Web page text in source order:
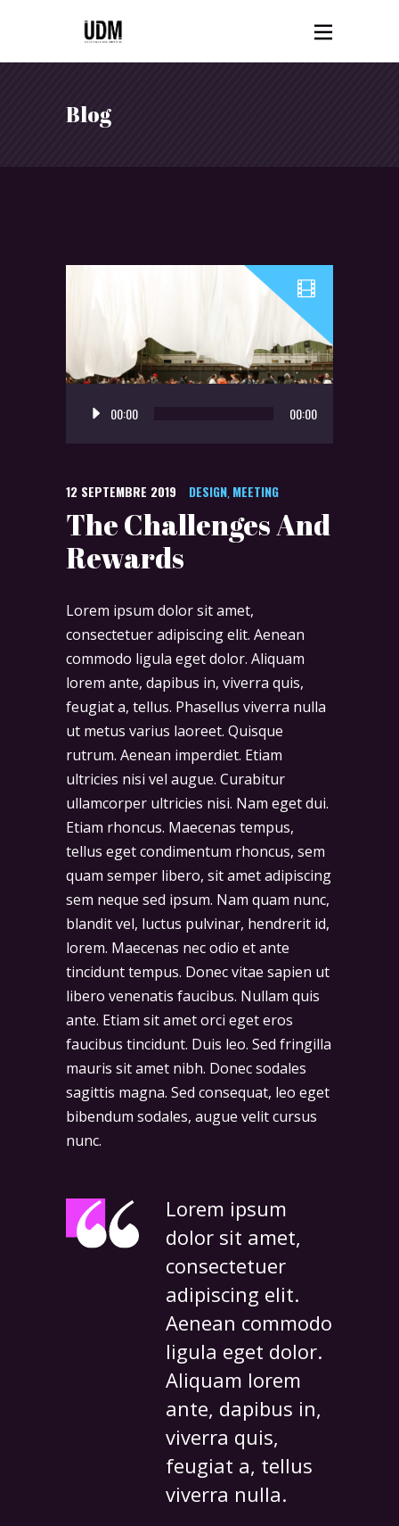
Blog
audio
00:00 00:00
12 SEPTEMBRE 2019 DESIGN, MEETING
The Challenges And
Rewards
Lorem ipsum dolor sit amet,
consectetuer adipiscing elit. Aenean
commodo ligula eget dolor. Aliquam
lorem ante, dapibus in, viverra quis,
feugiat a, tellus. Phasellus viverra nulla
ut metus varius laoreet. Quisque
rutrum. Aenean imperdiet. Etiam
ultricies nisi vel augue. Curabitur
ullamcorper ultricies nisi. Nam eget dui.
Etiam rhoncus. Maecenas tempus,
tellus eget condimentum rhoncus, sem
quam semper libero, sit amet adipiscing
sem neque sed ipsum. Nam quam nunc,
blandit vel, luctus pulvinar, hendrerit id,
lorem. Maecenas nec odio et ante
tincidunt tempus. Donec vitae sapien ut
libero venenatis faucibus. Nullam quis
ante. Etiam sit amet orci eget eros
faucibus tincidunt. Duis leo. Sed fringilla
mauris sit amet nibh. Donec sodales
sagittis magna. Sed consequat, leo eget
bibendum sodales, augue velit cursus
nunc.
Lorem ipsum
dolor sit amet,
consectetuer
adipiscing elit.
Aenean commodo
ligula eget dolor.
Aliquam lorem
ante, dapibus in,
viverra quis,
feugiat a, tellus
viverra nulla.